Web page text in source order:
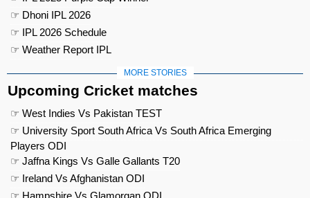
☞ Dhoni IPL 2026
☞ IPL 2026 Schedule
☞ Weather Report IPL
MORE STORIES
Upcoming Cricket matches
☞ West Indies Vs Pakistan TEST
☞ University Sport South Africa Vs South Africa Emerging
Players ODI
☞ Jaffna Kings Vs Galle Gallants T20
☞ Ireland Vs Afghanistan ODI